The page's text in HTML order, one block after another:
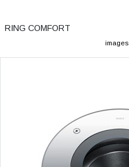
images
RING COMFORT